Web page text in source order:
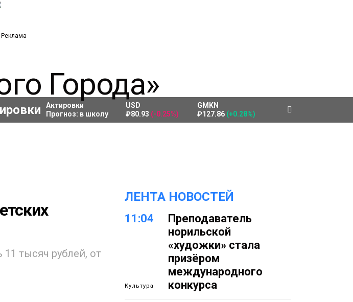
Актировки
Прогноз: в школу
USD
₽80.93 (-0.25%)
GMKN
₽127.86 (+0.28%)
тысяч рублей, от
ЛЕНТА НОВОСТЕЙ
11:04
Культура
Преподаватель
норильской
«художки» стала
призёром
международного
конкурса